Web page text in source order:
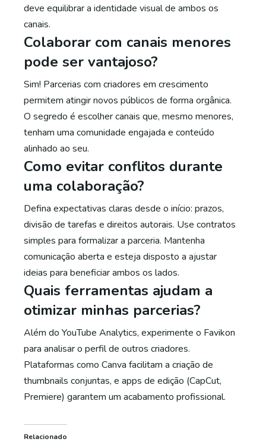
deve equilibrar a identidade visual de ambos os
canais.
Colaborar com canais menores
pode ser vantajoso?
Sim! Parcerias com criadores em crescimento
permitem atingir novos públicos de forma orgânica.
O segredo é escolher canais que, mesmo menores,
tenham uma comunidade engajada e conteúdo
alinhado ao seu.
Como evitar conflitos durante
uma colaboração?
Defina expectativas claras desde o início: prazos,
divisão de tarefas e direitos autorais. Use contratos
simples para formalizar a parceria. Mantenha
comunicação aberta e esteja disposto a ajustar
ideias para beneficiar ambos os lados.
Quais ferramentas ajudam a
otimizar minhas parcerias?
Além do YouTube Analytics, experimente o Favikon
para analisar o perfil de outros criadores.
Plataformas como Canva facilitam a criação de
thumbnails conjuntas, e apps de edição (CapCut,
Premiere) garantem um acabamento profissional.
Relacionado